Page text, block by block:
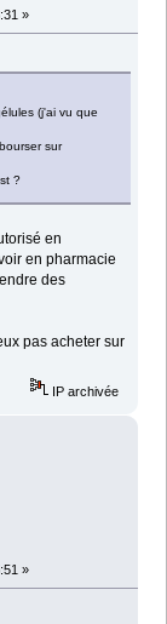
»
(j'ai vu que
sur
?
en
en pharmacie
des
pas acheter sur
IP archivée
»